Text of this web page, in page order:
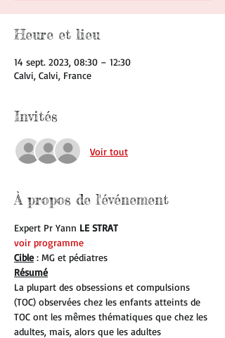
Heure et lieu
14 sept. 2023, 08:30 – 12:30
Calvi, Calvi, France
Invités
Voir tout
À propos de l'événement
Expert Pr Yann LE STRAT
voir programme
Cible : MG et pédiatres
Résumé
La plupart des obsessions et compulsions
(TOC) observées chez les enfants atteints de
TOC ont les mêmes thématiques que chez les
adultes, mais, alors que les adultes